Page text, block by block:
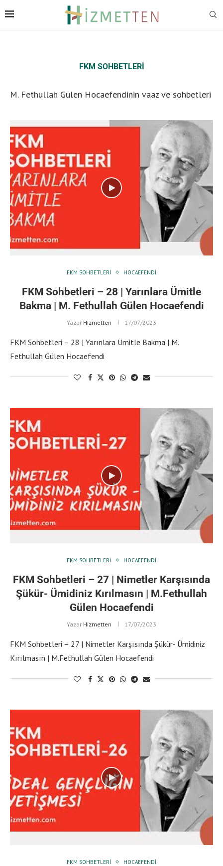
FKM SOHBETLERI
M. Fethullah Gülen Hocaefendinin vaaz ve sohbetleri
FKM SOHBETLERI HOCAEFENDI
FKM Sohbetleri – 28 | Yarınlara Ümitle
Bakma | M. Fethullah Gülen Hocaefendi
Yazar Hizmetten 17/07/2023
FKM Sohbetleri – 28 | Yarınlara Ümitle Bakma | M.
Fethullah Gülen Hocaefendi
FKM SOHBETLERI HOCAEFENDI
FKM Sohbetleri – 27 | Nimetler Karşısında
Şükür- Ümidiniz Kırılmasın | M.Fethullah
Gülen Hocaefendi
Yazar Hizmetten 17/07/2023
FKM Sohbetleri – 27 | Nimetler Karşısında Şükür- Ümidiniz
Kırılmasın | M.Fethullah Gülen Hocaefendi
FKM SOHBETLERI HOCAEFENDI